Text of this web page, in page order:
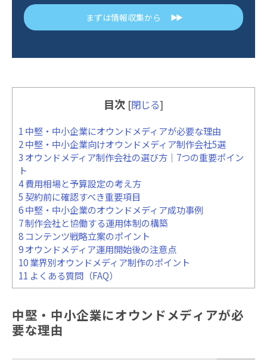
まずは情報収集から ▶▶
目次 [閉じる]
1 中堅・中小企業にオウンドメディアが必要な理由
2中堅・中小企業向けオウンドメディア制作会社5選
3 オウンドメディア制作会社の選び方｜7つの重要ポイン
ト
4費用相場と予算設定の考え方
5 契約前に確認すべき重要項目
6中堅・中小企業のオウンドメディア成功事例
7制作会社と協働する運用体制の構築
8 コンテンツ戦略立案のポイント
9オウンドメディア運用開始後の注意点
10業界別オウンドメディア制作のポイント
11 よくある質問（FAQ）
中堅・中小企業にオウンドメディアが必
要な理由